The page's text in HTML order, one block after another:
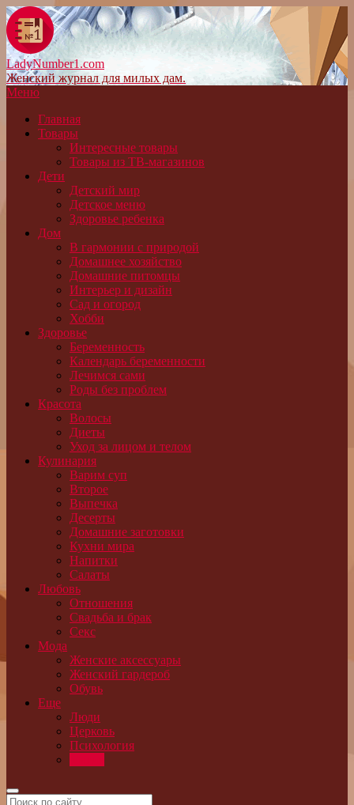
LadyNumber1.com
Женский журнал для милых дам.
Меню
Главная
Товары
Интересные товары
Товары из ТВ-магазинов
Дети
Детский мир
Детское меню
Здоровье ребенка
Дом
В гармонии с природой
Домашнее хозяйство
Домашние питомцы
Интерьер и дизайн
Сад и огород
Хобби
Здоровье
Беременность
Календарь беременности
Лечимся сами
Роды без проблем
Красота
Волосы
Диеты
Уход за лицом и телом
Кулинария
Варим суп
Второе
Выпечка
Десерты
Домашние заготовки
Кухни мира
Напитки
Салаты
Любовь
Отношения
Свадьба и брак
Секс
Мода
Женские аксессуары
Женский гардероб
Обувь
Еще
Люди
Церковь
Психология